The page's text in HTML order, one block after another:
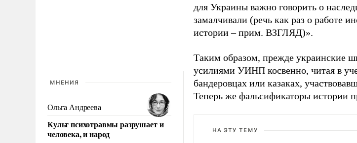
МНЕНИЯ
Ольга Андреева
Культ психотравмы разрушает и
человека, и народ
для Украины важно говорить о
замалчивали (речь как раз о работе
истории – прим. ВЗГЛЯД)».
Таким образом, прежде украинские
усилиями УИНП косвенно, читая в
бандеровцах или казаках,
Теперь же фальсификаторы истории
НА ЭТУ ТЕМУ